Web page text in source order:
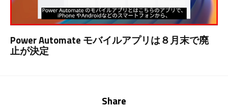
Power Automate モバイルアプリは８月末で廃
止が決定
Share